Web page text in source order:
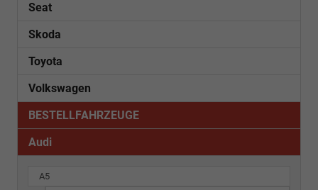
Seat
Skoda
Toyota
Volkswagen
BESTELLFAHRZEUGE
Audi
A5